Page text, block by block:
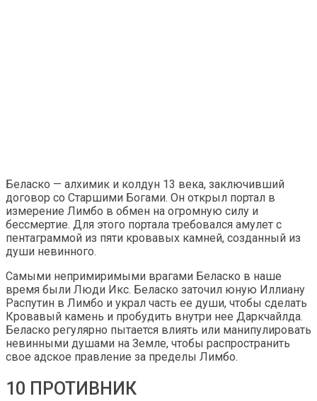
Беласко — алхимик и колдун 13 века, заключивший
договор со Старшими Богами. Он открыл портал в
измерение Лимбо в обмен на огромную силу и
бессмертие. Для этого портала требовался амулет с
пентаграммой из пяти кровавых камней, созданный из
души невинного.
Самыми непримиримыми врагами Беласко в наше
время были Люди Икс. Беласко заточил юную Иллиану
Распутин в Лимбо и украл часть ее души, чтобы сделать
Кровавый камень и пробудить внутри нее Даркчайлда.
Беласко регулярно пытается влиять или манипулировать
невинными душами на Земле, чтобы распространить
свое адское правление за пределы Лимбо.
10 ПРОТИВНИК